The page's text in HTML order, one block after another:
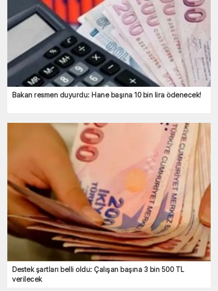
Bakan resmen duyurdu: Hane başına 10 bin lira ödenecek!
Destek şartları belli oldu: Çalışan başına 3 bin 500 TL
verilecek